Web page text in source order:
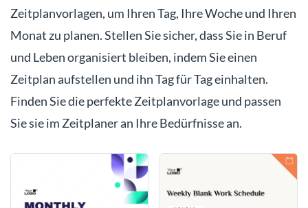
Zeitplanvorlagen, um Ihren Tag, Ihre Woche und Ihren
Monat zu planen. Stellen Sie sicher, dass Sie in Beruf
und Leben organisiert bleiben, indem Sie einen
Zeitplan aufstellen und ihn Tag für Tag einhalten.
Finden Sie die perfekte Zeitplanvorlage und passen
Sie sie im Zeitplaner an Ihre Bedürfnisse an.